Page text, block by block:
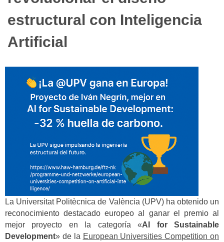
estructural con Inteligencia
Artificial
La Universitat Politècnica de València (UPV) ha obtenido un
reconocimiento destacado europeo al ganar el premio al
mejor proyecto en la categoría «AI for Sustainable
Development» de la European Universities Competition on